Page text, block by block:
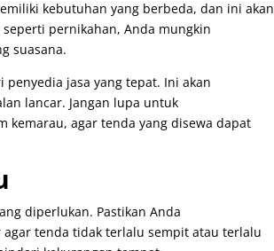
kebutuhan yang berbeda, dan ini akan
pernikahan, Anda mungkin
suasana.
jasa yang tepat. Ini akan
lancar. Jangan lupa untuk
kemarau, agar tenda yang disewa dapat
diperlukan. Pastikan Anda
tenda tidak terlalu sempit atau terlalu